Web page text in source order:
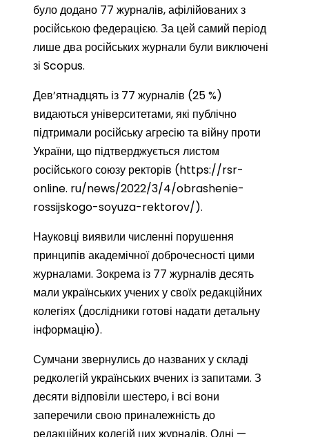
було додано 77 журналів, афілійованих з
російською федерацією. За цей самий період
лише два російських журнали були виключені
зі Scopus.
Дев’ятнадцять із 77 журналів (25 %)
видаються університетами, які публічно
підтримали російську агресію та війну проти
України, що підтверджується листом
російського союзу ректорів (https://rsr-
online. ru/news/2022/3/4/obrashenie-
rossijskogo-soyuza-rektorov/).
Науковці виявили численні порушення
принципів академічної доброчесності цими
журналами. Зокрема із 77 журналів десять
мали українських учених у своїх редакційних
колегіях (дослідники готові надати детальну
інформацію).
Сумчани звернулись до названих у складі
редколегій українських вчених із запитами. З
десяти відповіли шестеро, і всі вони
заперечили свою приналежність до